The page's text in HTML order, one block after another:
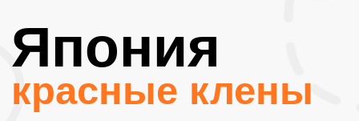
Эту поездку в Японию мы проведем на
полную, под девизом «Уехать далеко и
ничего не пропустить». За эти
насыщенные дни мы исследуем Токио,
посетим подножье Фудзи и город
Кавагутика, проведем ночь в
живописном Хаконе, где попробуем